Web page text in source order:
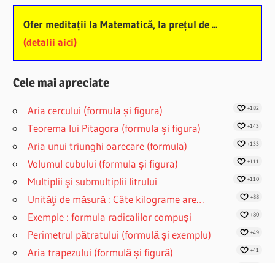
Ofer meditații la Matematică, la prețul de ...
(detalii aici)
Cele mai apreciate
Aria cercului (formula și figura) +182
Teorema lui Pitagora (formula și figura) +143
Aria unui triunghi oarecare (formula) +133
Volumul cubului (formula şi figura) +111
Multiplii şi submultiplii litrului +110
Unităţi de măsură : Câte kilograme are… +88
Exemple : formula radicalilor compuşi +80
Perimetrul pătratului (formulă și exemplu) +49
Aria trapezului (formulă și figură) +41